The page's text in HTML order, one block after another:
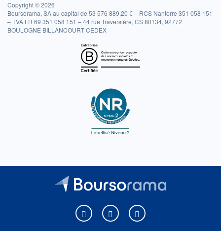
Copyright © 2026
Boursorama, SA au capital de 53 576 889,20 € – RCS Nanterre 351 058 151
– TVA FR 69 351 058 151 – 44 rue Traversière, CS 80134, 92772
BOULOGNE BILLANCOURT CEDEX
Boursorama sur Facebook
Boursorama sur XBoursorama sur